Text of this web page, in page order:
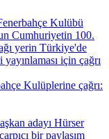
Kulüplerine çağrı: